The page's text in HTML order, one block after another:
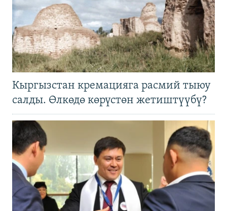
Кыргызстан кремацияга расмий тыюу
салды. Өлкөдө көрүстөн жетиштүүбү?